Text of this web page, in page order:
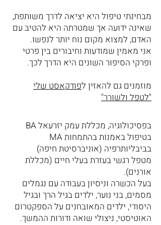
מבחינתי טיפול היא יציאה לדרך משותפת,
שאינה ידועה אך שמטרתה היא להטיב עם
האדם, למצוא מקום נוח יותר לנפשו.
אני מאמין שמודעות וחיבורים בין פרטי
ופרקי הסיפור השונים היא הדרך לכך.
מוזמנים גם להאזין לפודקאסט שלי
"לטפל ולשורר"
BA בפסיכולוגיה, מכללת עמק יזרעאל
MA בטיפול באמנות בהתמחות
בביבליותרפיה (אוניברסיטת חיפה)
מטפל רגשי בעזרת בעלי חיים (מכללת
אורנים).
בעל הכשרה וניסיון בעבודה עם נגמלים
מסמים, בני נוער, ילדים בגיל הרך ובגיל
היסודי, ילדים המאובחנים על הספקטרום
האוטיסטי, ניצולי שואה ודורות ההמשך.